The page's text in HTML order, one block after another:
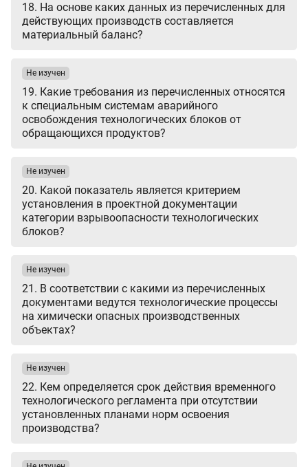
18. На основе каких данных из перечисленных для
действующих производств составляется
материальный баланс?
19. Какие требования из перечисленных относятся
к специальным системам аварийного
освобождения технологических блоков от
обращающихся продуктов?
Не изучен
20. Какой показатель является критерием
установления в проектной документации
категории взрывоопасности технологических
блоков?
Не изучен
21. В соответствии с какими из перечисленных
документами ведутся технологические процессы
на химически опасных производственных
объектах?
Не изучен
22. Кем определяется срок действия временного
технологического регламента при отсутствии
установленных планами норм освоения
производства?
Не изучен